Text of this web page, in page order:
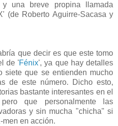
una breve propina llamada
(de Roberto Aguirre-Sacasa y
que decir es que este tomo
de 'Fénix', ya que hay detalles
siete que se entienden mucho
de este número. Dicho esto,
bastante interesantes en el
que personalmente las
y sin mucha "chicha" si
men en acción.